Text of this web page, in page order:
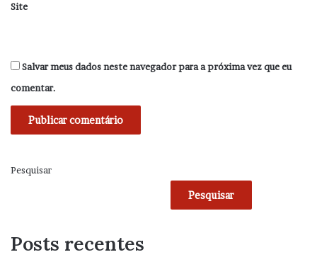
Site
Salvar meus dados neste navegador para a próxima vez que eu
comentar.
Pesquisar
Pesquisar
Posts recentes